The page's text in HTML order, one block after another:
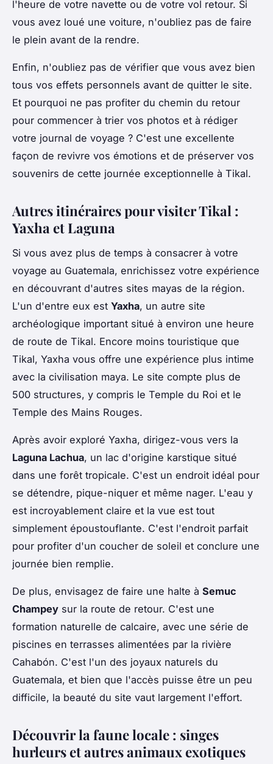
l'heure de votre navette ou de votre vol retour. Si
vous avez loué une voiture, n'oubliez pas de faire
le plein avant de la rendre.
Enfin, n'oubliez pas de vérifier que vous avez bien
tous vos effets personnels avant de quitter le site.
Et pourquoi ne pas profiter du chemin du retour
pour commencer à trier vos photos et à rédiger
votre journal de voyage ? C'est une excellente
façon de revivre vos émotions et de préserver vos
souvenirs de cette journée exceptionnelle à Tikal.
Autres itinéraires pour visiter Tikal :
Yaxha et Laguna
Si vous avez plus de temps à consacrer à votre
voyage au Guatemala, enrichissez votre expérience
en découvrant d'autres sites mayas de la région.
L'un d'entre eux est Yaxha, un autre site
archéologique important situé à environ une heure
de route de Tikal. Encore moins touristique que
Tikal, Yaxha vous offre une expérience plus intime
avec la civilisation maya. Le site compte plus de
500 structures, y compris le Temple du Roi et le
Temple des Mains Rouges.
Après avoir exploré Yaxha, dirigez-vous vers la
Laguna Lachua, un lac d'origine karstique situé
dans une forêt tropicale. C'est un endroit idéal pour
se détendre, pique-niquer et même nager. L'eau y
est incroyablement claire et la vue est tout
simplement époustouflante. C'est l'endroit parfait
pour profiter d'un coucher de soleil et conclure une
journée bien remplie.
De plus, envisagez de faire une halte à Semuc
Champey sur la route de retour. C'est une
formation naturelle de calcaire, avec une série de
piscines en terrasses alimentées par la rivière
Cahabón. C'est l'un des joyaux naturels du
Guatemala, et bien que l'accès puisse être un peu
difficile, la beauté du site vaut largement l'effort.
Découvrir la faune locale : singes
hurleurs et autres animaux exotiques